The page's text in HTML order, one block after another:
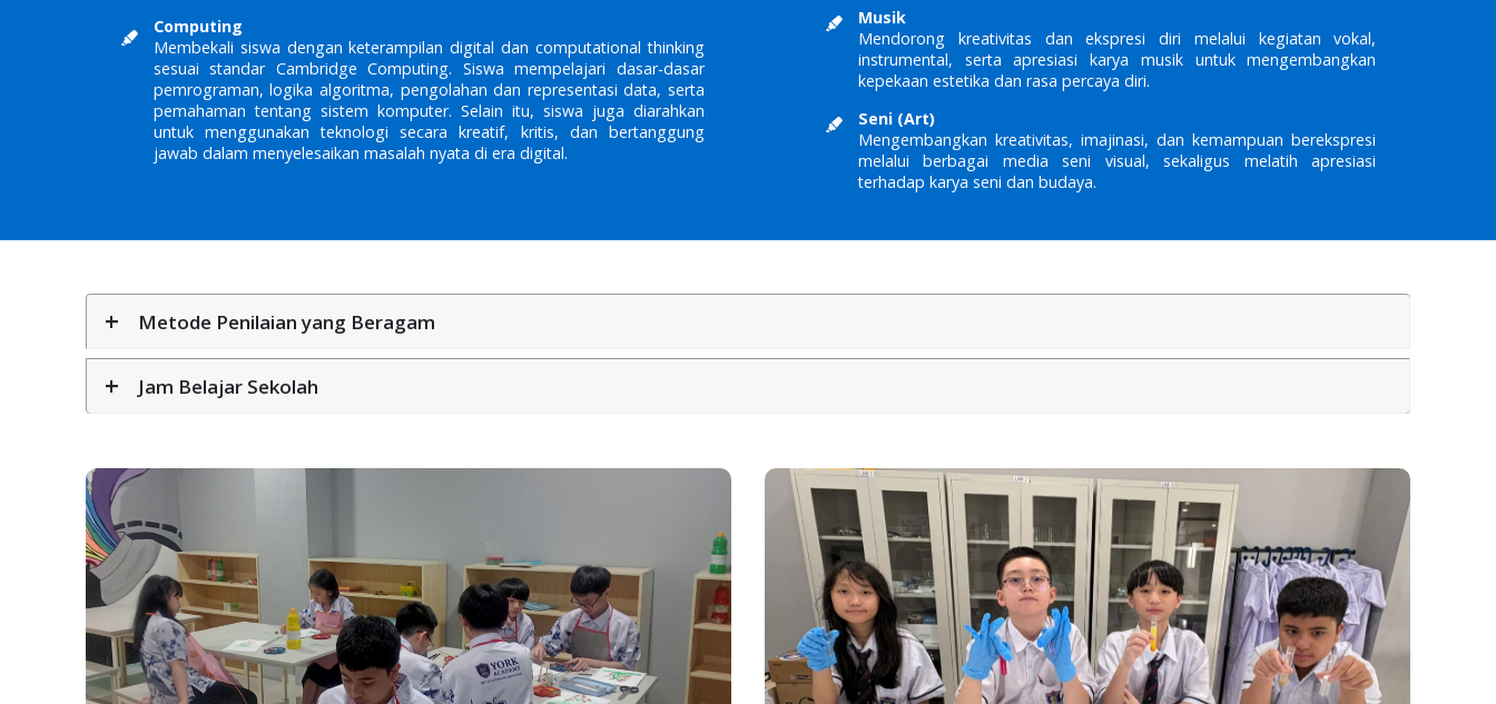
Computing
Membekali siswa dengan keterampilan digital dan computational thinking
sesuai standar Cambridge Computing. Siswa mempelajari dasar-dasar
pemrograman, logika algoritma, pengolahan dan representasi data, serta
pemahaman tentang sistem komputer. Selain itu, siswa juga diarahkan
untuk menggunakan teknologi secara kreatif, kritis, dan bertanggung
jawab dalam menyelesaikan masalah nyata di era digital.
Musik
Mendorong kreativitas dan ekspresi diri melalui kegiatan vokal,
instrumental, serta apresiasi karya musik untuk mengembangkan
kepekaan estetika dan rasa percaya diri.
Seni (Art)
Mengembangkan kreativitas, imajinasi, dan kemampuan berekspresi
melalui berbagai media seni visual, sekaligus melatih apresiasi
terhadap karya seni dan budaya.
+ Metode Penilaian yang Beragam
+ Jam Belajar Sekolah